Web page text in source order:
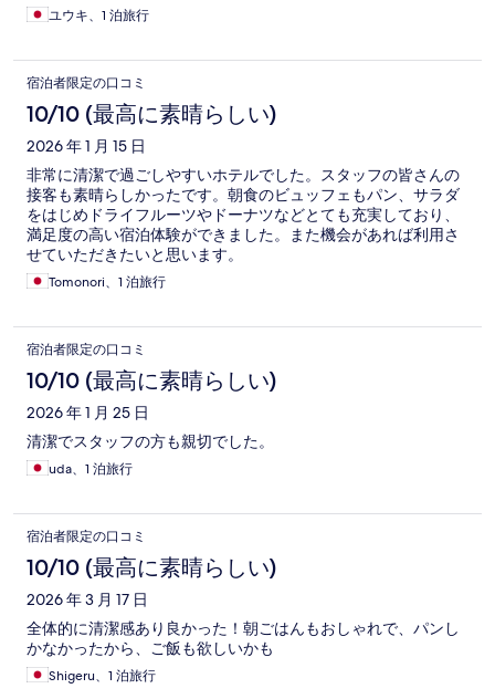
ユウキ、1 泊旅行
宿泊者限定の口コミ
10/10 (最高に素晴らしい)
2026 年 1 月 15 日
非常に清潔で過ごしやすいホテルでした。スタッフの皆さんの
接客も素晴らしかったです。朝食のビュッフェもパン、サラダ
をはじめドライフルーツやドーナツなどとても充実しており、
満足度の高い宿泊体験ができました。また機会があれば利用さ
せていただきたいと思います。
Tomonori、1 泊旅行
宿泊者限定の口コミ
10/10 (最高に素晴らしい)
2026 年 1 月 25 日
清潔でスタッフの方も親切でした。
uda、1 泊旅行
宿泊者限定の口コミ
10/10 (最高に素晴らしい)
2026 年 3 月 17 日
全体的に清潔感あり良かった！朝ごはんもおしゃれで、パンし
かなかったから、ご飯も欲しいかも
Shigeru、1 泊旅行